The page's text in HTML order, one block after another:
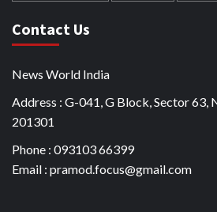
Contact Us
News World India
Address : G-041, G Block, Sector 63,
201301
Phone : 093103 66399
Email : pramod.focus@gmail.com